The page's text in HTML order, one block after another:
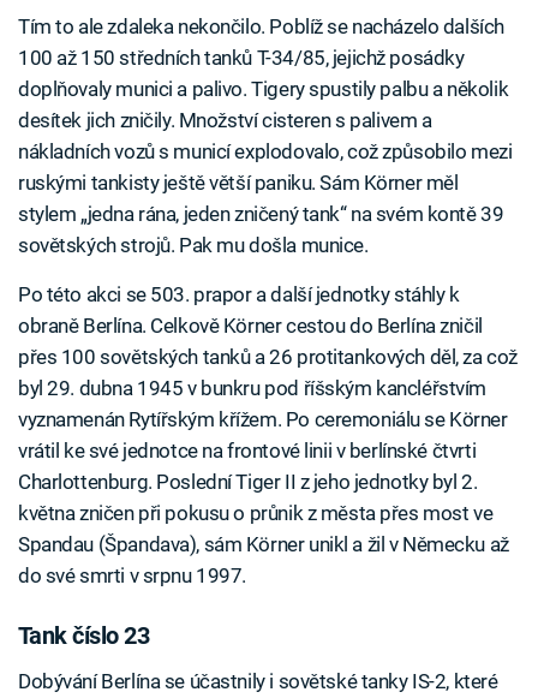
Tím to ale zdaleka nekončilo. Poblíž se nacházelo dalších
100 až 150 středních tanků T-34/85, jejichž posádky
doplňovaly munici a palivo. Tigery spustily palbu a několik
desítek jich zničily. Množství cisteren s palivem a
nákladních vozů s municí explodovalo, což způsobilo mezi
ruskými tankisty ještě větší paniku. Sám Körner měl
stylem „jedna rána, jeden zničený tank“ na svém kontě 39
sovětských strojů. Pak mu došla munice.
Po této akci se 503. prapor a další jednotky stáhly k
obraně Berlína. Celkově Körner cestou do Berlína zničil
přes 100 sovětských tanků a 26 protitankových děl, za což
byl 29. dubna 1945 v bunkru pod říšským kancléřstvím
vyznamenán Rytířským křížem. Po ceremoniálu se Körner
vrátil ke své jednotce na frontové linii v berlínské čtvrti
Charlottenburg. Poslední Tiger II z jeho jednotky byl 2.
května zničen při pokusu o průnik z města přes most ve
Spandau (Špandava), sám Körner unikl a žil v Německu až
do své smrti v srpnu 1997.
Tank číslo 23
Dobývání Berlína se účastnily i sovětské tanky IS-2, které